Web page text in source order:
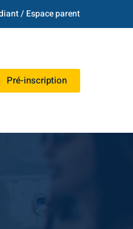
/ Espace parent
Pré-inscription